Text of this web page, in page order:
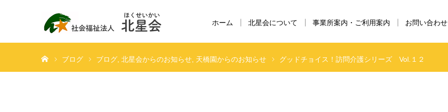
ホーム 北星会について 事業所案内・ご利用案内 お問い合わせ
ブログ ブログ 北星会からのお知らせ 天橋園からのお知らせ グッドチョイス！訪問介護シリーズ Vol.１２